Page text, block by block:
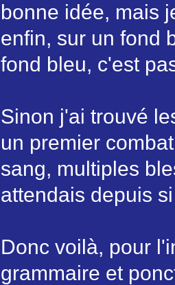
bonne idée, mais
enfin, sur un fond
fond bleu, c'est
Sinon j'ai trouvé
un premier
sang, multiples
attendais depuis
Donc voilà, pour
grammaire et